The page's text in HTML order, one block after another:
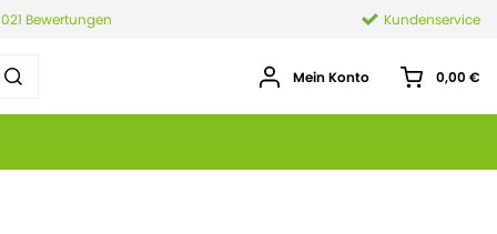
Bewertungen Kundenservice
Mein Konto 0,00 €